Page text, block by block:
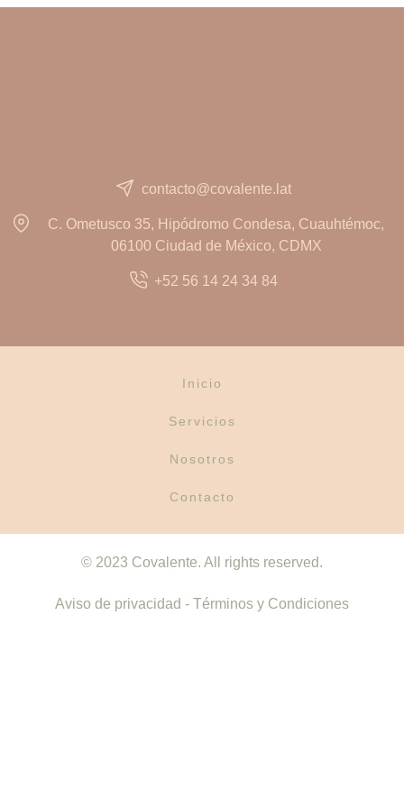
contacto@covalente.lat
C. Ometusco 35, Hipódromo Condesa, Cuauhtémoc,
06100 Ciudad de México, CDMX
+52 56 14 24 34 84
Inicio
Servicios
Nosotros
Contacto
© 2023 Covalente. All rights reserved.
Aviso de privacidad - Términos y Condiciones